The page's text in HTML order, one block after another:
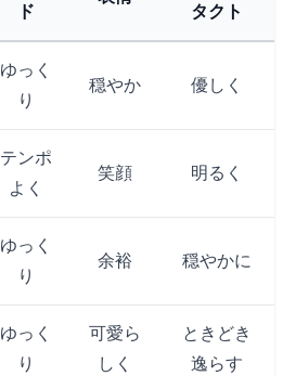
ド
タクト
ゆっく
り
穏やか 優しく
テンポ
よく
笑顔 明るく
ゆっく
り
余裕 穏やかに
ゆっく
り
可愛ら
しく
ときどき
逸らす